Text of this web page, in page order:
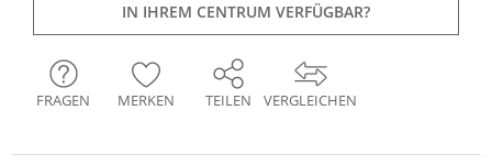
IN IHREM CENTRUM VERFÜGBAR?
VERGLEICHEN
FRAGEN MERKEN TEILEN